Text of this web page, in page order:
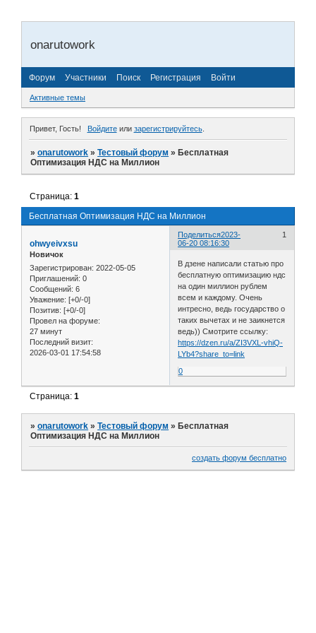
onarutowork
Форум Участники Поиск Регистрация Войти
Активные темы
Привет, Гость! Войдитеили зарегистрируйтесь.
»onarutowork »Тестовый форум »Бесплатная
Оптимизация НДС на Миллион
Бесплатная Оптимизация НДС на Миллион
Страница:1
Поделиться 1
2023-
06-20 08:16:30
ohwyeivxsu
Новичок
Зарегистрирован: 2022-05-05
Приглашений: 0
Сообщений: 6
Уважение: [+0/-0]
Позитив: [+0/-0]
Провел на форуме:
27 минут
Последний визит:
2026-03-01 17:54:58
В дзене написали статью про
бесплатную оптимизацию ндс
на один миллион рублем
всем и каждому. Очень
интресно, ведь государство о
таких вычетах и не заикнется
ведь)) Смотрите ссылку:
https://dzen.ru/a/ZI3VXL-vhiQ-
LYb4?share_to=link
0
Страница:1
»onarutowork »Тестовый форум »Бесплатная
Оптимизация НДС на Миллион
создать форум бесплатно